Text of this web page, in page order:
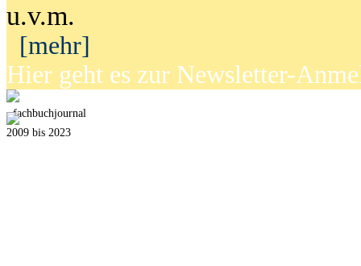
u.v.m.
[mehr]
Hier geht es zur Newsletter-
fachbuchjournal
2009 bis 2023